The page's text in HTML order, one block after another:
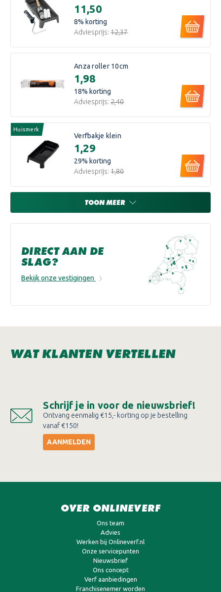
€11,50
8% korting
Adviesprijs: €12,37
Anza roller 10cm
€1,98
18% korting
Adviesprijs: €2,40
Huismerk
Verfbakje klein
€1,29
29% korting
Adviesprijs: €1,80
TOON MEER
DIRECT AAN DE
SLAG?
Bekijk onze vestigingen
WAT KLANTEN VERTELLEN
Schrijf je in voor de nieuwsbrief!
Ontvang eenmalig €15,- korting op je bestelling
vanaf €150!
AANMELDEN
OVER ONLINEVERF
Ons team
Advies
Werken bij Onlineverf.nl
Onze servicepunten
Nieuwsbrief
Ons concept
Verf aanbiedingen
Franchisenemer worden